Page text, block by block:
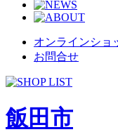
オンラインショ
お問合せ
飯田市